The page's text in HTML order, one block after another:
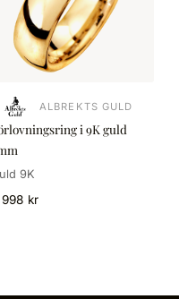
ALBREKTS GULD
i 9K guld
9K
kr